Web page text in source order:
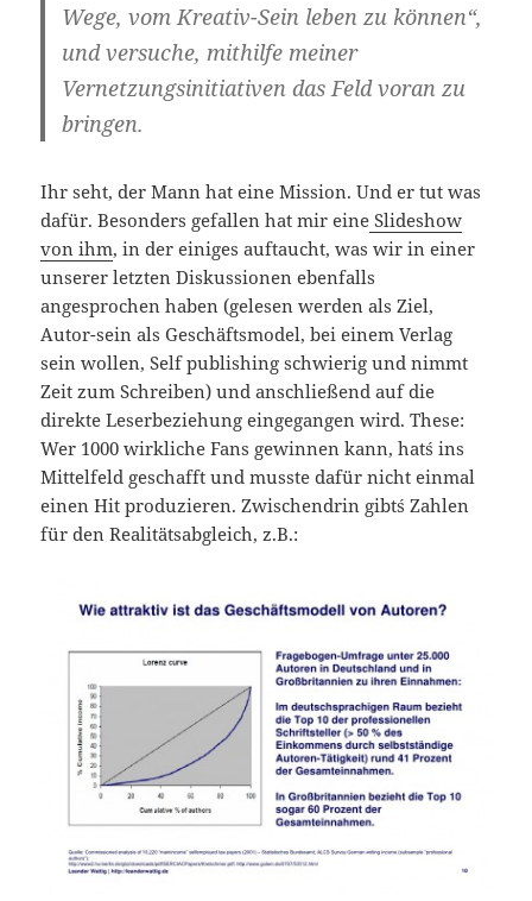
Wege, vom Kreativ-Sein leben zu können“,
und versuche, mithilfe meiner
Vernetzungsinitiativen das Feld voran zu
bringen.
Ihr seht, der Mann hat eine Mission. Und er tut was
dafür. Besonders gefallen hat mir eine Slideshow
von ihm, in der einiges auftaucht, was wir in einer
unserer letzten Diskussionen ebenfalls
angesprochen haben (gelesen werden als Ziel,
Autor-sein als Geschäftsmodel, bei einem Verlag
sein wollen, Self publishing schwierig und nimmt
Zeit zum Schreiben) und anschließend auf die
direkte Leserbeziehung eingegangen wird. These:
Wer 1000 wirkliche Fans gewinnen kann, hat´s ins
Mittelfeld geschafft und musste dafür nicht einmal
einen Hit produzieren. Zwischendrin gibt´s Zahlen
für den Realitätsabgleich, z.B.: